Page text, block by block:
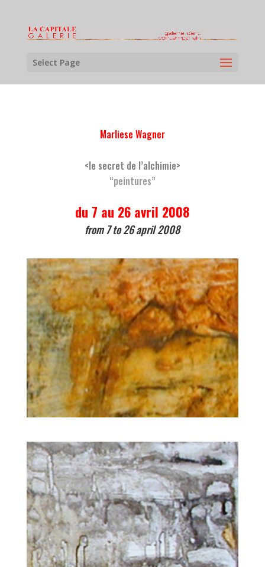
Select Page
Marliese Wagner
<le secret de l’alchimie>
“peintures”
du 7 au 26 avril 2008
from 7 to 26 april 2008